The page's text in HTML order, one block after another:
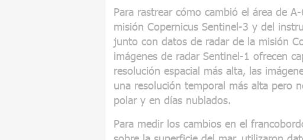
Para rastrear cómo cambió el área de
misión Copernicus Sentinel-3 y del
junto con datos de radar de la misión
imágenes de radar Sentinel-1 ofrecen
resolución espacial más alta, las
una resolución temporal más alta pero
polar y en días nublados.
Para medir los cambios en el